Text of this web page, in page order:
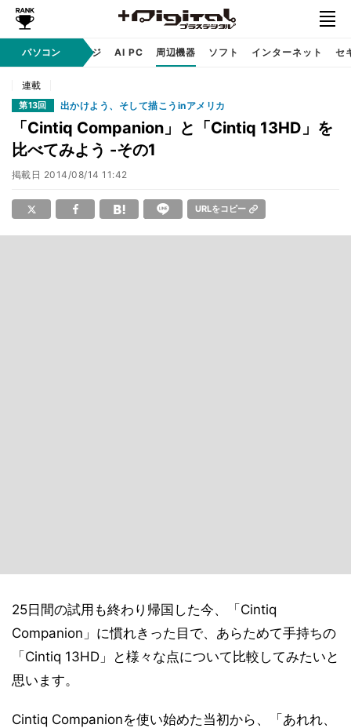
パソコン
自作 / テクノロジ AI PC 周辺機器 ソフト インターネット セ
連載
第13回 出かけよう、そして描こうinアメリカ
「Cintiq Companion」と「Cintiq 13HD」を
比べてみよう -その1
掲載日 2014/08/14 11:42
URLをコピー
25日間の試用も終わり帰国した今、「Cintiq
Companion」に慣れきった目で、あらためて手持ちの
「Cintiq 13HD」と様々な点について比較してみたいと
思います。
Cintiq Companionを使い始めた当初から、「あれれ、